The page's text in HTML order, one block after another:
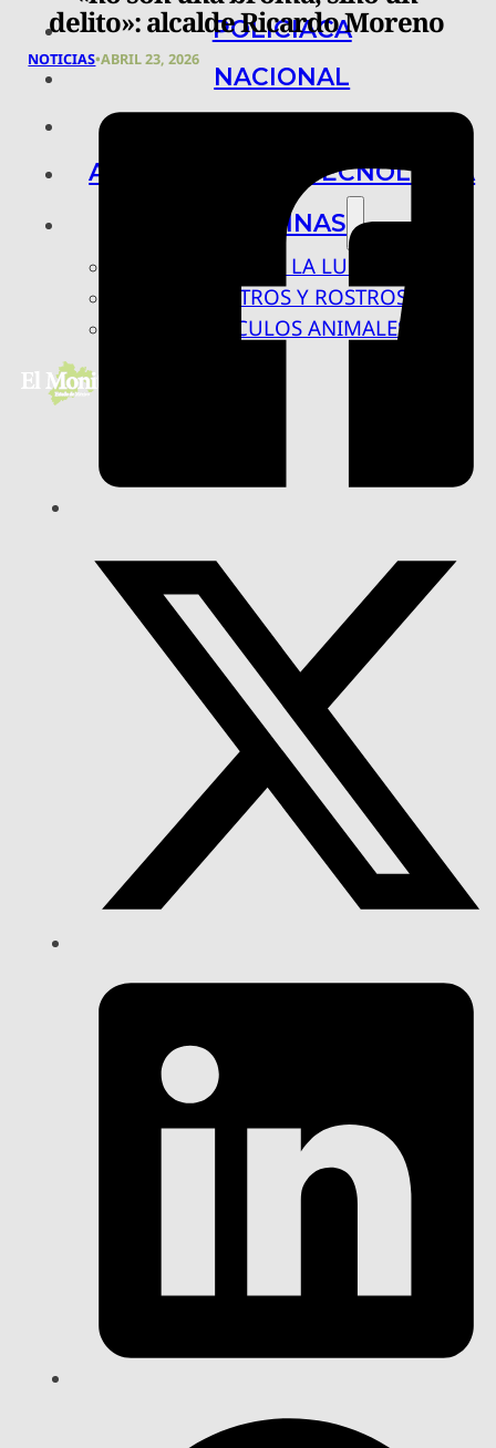
POLICIACA
NACIONAL
ARTE, CIENCIA Y TECNOLOGÍA
COLUMNAS
BAJO LA LUPA
RASTROS Y ROSTROS
VÍNCULOS ANIMALES
delito»: alcalde Ricardo Moreno
NOTICIAS•ABRIL 23, 2026